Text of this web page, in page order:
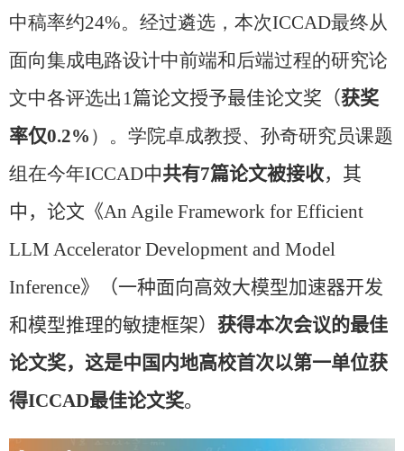
中稿率约24%。经过遴选，本次ICCAD最终从
面向集成电路设计中前端和后端过程的研究论
文中各评选出 1篇论文授予最佳论文奖（获奖
率仅0.2% ）。学院卓成教授、孙奇研究员课题
组在今年ICCAD中共有7篇论文被接收，其
中，论文《An Agile Framework for Efficient
LLM Accelerator Development and Model
Inference》（一种面向高效大模型加速器开发
和模型推理的敏捷框架） 获得本次会议的最佳
论文奖，这是中国内地高校首次以第一单位获
得ICCAD最佳论文奖。